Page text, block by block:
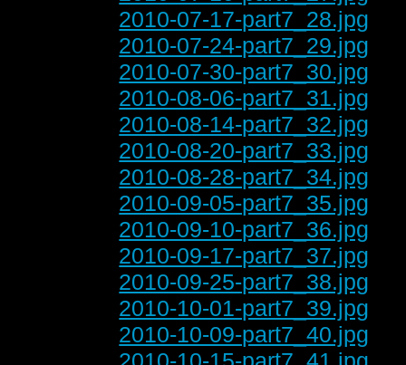
2010-07-17-part7_28.jpg
2010-07-24-part7_29.jpg
2010-07-30-part7_30.jpg
2010-08-06-part7_31.jpg
2010-08-14-part7_32.jpg
2010-08-20-part7_33.jpg
2010-08-28-part7_34.jpg
2010-09-05-part7_35.jpg
2010-09-10-part7_36.jpg
2010-09-17-part7_37.jpg
2010-09-25-part7_38.jpg
2010-10-01-part7_39.jpg
2010-10-09-part7_40.jpg